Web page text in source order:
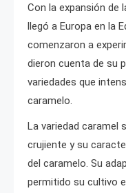
Con la expansión de
llegó a Europa en la
comenzaron a
dieron cuenta de su
variedades que
caramelo.
La variedad caramel
crujiente y su
del caramelo. Su
permitido su cultivo